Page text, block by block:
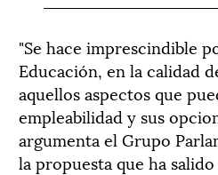
"Se hace imprescindible
Educación, en la calidad
aquellos aspectos que
empleabilidad y sus
argumenta el Grupo
la propuesta que ha